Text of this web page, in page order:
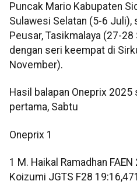
Puncak Mario Kabupaten
Sulawesi Selatan (5-6
Peusar, Tasikmalaya (27-
dengan seri keempat di
November).
Hasil balapan Oneprix 2025
pertama, Sabtu
Oneprix 1
1 M. Haikal Ramadhan
Koizumi JGTS F28 19:16,471